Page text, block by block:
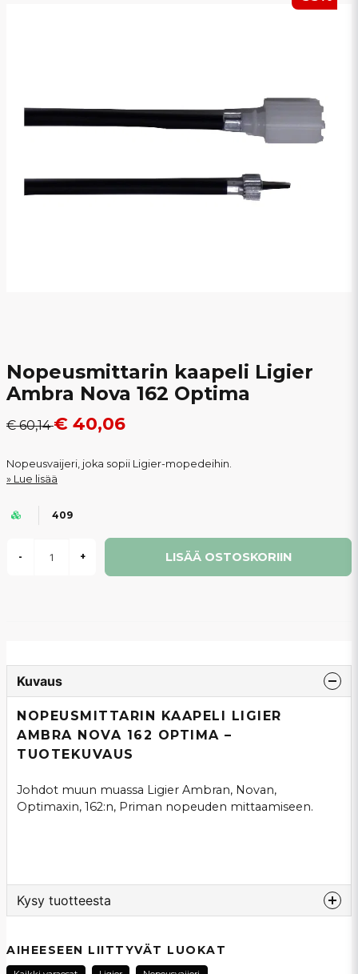
Nopeusmittarin kaapeli Ligier
Ambra Nova 162 Optima
€ 60,14€ 40,06
Nopeusvaijeri, joka sopii Ligier-mopedeihin.
Lue lisää
409
- + LISÄÄ OSTOSKORIIN
Kuvaus
NOPEUSMITTARIN KAAPELI LIGIER
AMBRA NOVA 162 OPTIMA –
TUOTEKUVAUS
Johdot muun muassa Ligier Ambran, Novan,
Optimaxin, 162:n, Priman nopeuden mittaamiseen.
Kysy tuotteesta
Kysy meiltä tästä tuotteesta...
AIHEESEEN LIITTYVÄT LUOKAT